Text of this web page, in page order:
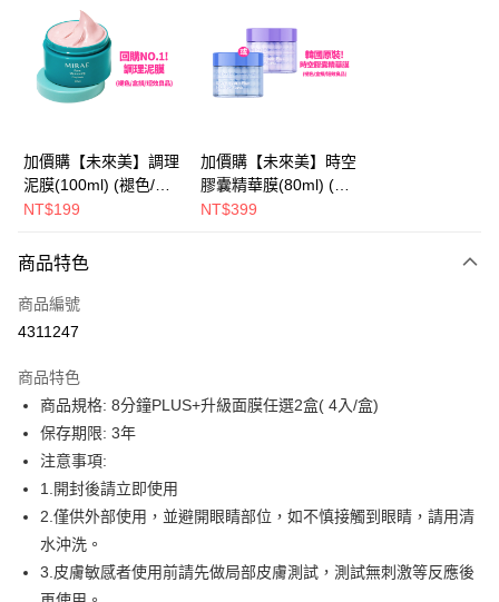
LINE Pay
Apple Pay
街口支付
悠遊付
AFTEE先享後付
相關說明
AFTEE先享後付是「在收到商品之後才付款」的支付方式。 讓您購物簡單
１．簡單：不需註冊會員、不需綁卡、不需儲值。
２．便利：只要手機號碼，簡訊認證，即可結帳。
【「AFTEE先享後付」結帳流程】
１．於結帳方式選擇「AFTEE先享後付」後，將跳轉至「AFTEE先享後付」
結帳頁面，進行簡訊認證並確認金額後，即可完成結帳。
２．訂單成立數日內，您將收到繳費通知簡訊。
３．收到繳費通知簡訊後14天內，點擊此簡訊中的連結，可透過四大超商／
ATM／網路銀行／等多元方式進行付款，方視為交易完成。
購買商品的店家。未經商家同意取消之訂單仍視為有效，需透過AFTEE先享
後付繳納相關費用。
※ 交易是否成功請以「AFTEE先享後付 」之結帳頁面顯示為準，若有關於
是否繳費成功／繳費後需取消欲退款等相關疑問，請聯繫「AFTEE先享後付
ATM付款
運送方式
每筆NT$100，滿NT$600(含以上)免運費
付款後全家取貨
每筆NT$100，滿NT$600(含以上)免運費
萊爾富取貨付款
每筆NT$100，滿NT$600(含以上)免運費
付款後萊爾富取貨
每筆NT$100，滿NT$600(含以上)免運費
加價購【未來美】調理
泥膜(100ml) (褪色/盒
損/短效良品)
NT$199
加價購【未來美】時空
膠囊精華膜(80ml) (褪
色/盒損/短效良品)
NT$399
商品特色
商品編號
4311247
商品特色
商品規格: 8分鐘PLUS+升級面膜任選2盒( 4入/盒)
保存期限: 3年
注意事項:
1.開封後請立即使用
2.僅供外部使用，並避開眼睛部位，如不慎接觸到眼睛，請用清
水沖洗。
3.皮膚敏感者使用前請先做局部皮膚測試，測試無刺激等反應後